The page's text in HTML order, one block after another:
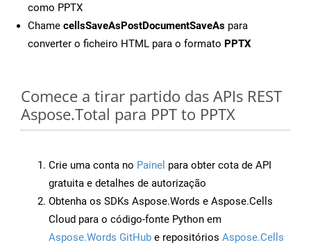
como PPTX
Chame cellsSaveAsPostDocumentSaveAs para
converter o ficheiro HTML para o formato PPTX
Comece a tirar partido das APIs REST
Aspose.Total para PPT to PPTX
Crie uma conta no Painel para obter cota de API
gratuita e detalhes de autorização
Obtenha os SDKs Aspose.Words e Aspose.Cells
Cloud para o código-fonte Python em
Aspose.Words GitHub e repositórios Aspose.Cells